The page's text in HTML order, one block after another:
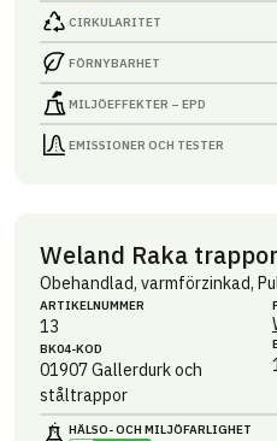
CIRKULARITET
FÖRNYBARHET
MILJÖEFFEKTER – EPD
EMISSIONER OCH TESTER
Weland Raka trappor
Obehandlad, varmförzinkad,
ARTIKEL­NUMMER
13
BK04-KOD
01907Gallerdurk och
ståltrappor
HÄLSO- OCH MILJÖ­FARLIGHET